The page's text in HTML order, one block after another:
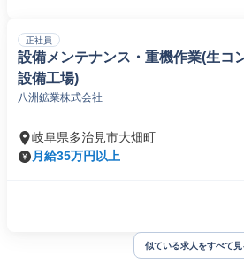
正社員
設備メンテナンス・重機作業(生コ
設備工場)
八洲鉱業株式会社
岐阜県多治見市大畑町
月給35万円以上
似ている求人をすべて見